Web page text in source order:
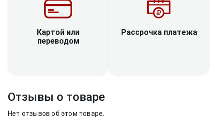
Картой или
переводом
Рассрочка платежа
Отзывы о товаре
Нет отзывов об этом товаре.